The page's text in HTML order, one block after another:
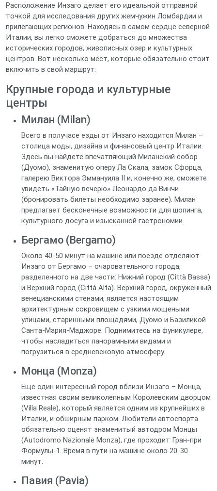
Расположение Инзаго делает его идеальной отправной
точкой для исследования других жемчужин Ломбардии и
прилегающих регионов. Находясь в самом сердце северной
Италии, вы легко сможете добраться до множества
исторических городов, живописных озер и культурных
центров. Вот несколько мест, которые обязательно стоит
включить в свой маршрут:
Крупные города и культурные
центры
Милан (Milan)
Всего в получасе езды от Инзаго находится Милан –
столица моды, дизайна и финансовый центр Италии.
Здесь вы найдете впечатляющий Миланский собор
(Дуомо), знаменитую оперу Ла Скала, замок Сфорца,
галерею Виктора Эммануила II и, конечно же, сможете
увидеть «Тайную вечерю» Леонардо да Винчи
(бронировать билеты необходимо заранее). Милан
предлагает бесконечные возможности для шопинга,
культурного досуга и изысканной гастрономии.
Бергамо (Bergamo)
Около 40-50 минут на машине или поезде отделяют
Инзаго от Бергамо – очаровательного города,
разделенного на две части: Нижний город (Città Bassa)
и Верхний город (Città Alta). Верхний город, окруженный
венецианскими стенами, является настоящим
архитектурным сокровищем с узкими мощеными
улицами, старинными площадями, Дуомо и Базиликой
Санта-Мария-Маджоре. Поднимитесь на фуникулере,
чтобы насладиться панорамными видами и
погрузиться в средневековую атмосферу.
Монца (Monza)
Еще один интересный город вблизи Инзаго – Монца,
известная своим великолепным Королевским дворцом
(Villa Reale), который является одним из крупнейших в
Италии, и обширным парком. Любители автоспорта
обязательно оценят знаменитый автодром Монцы
(Autodromo Nazionale Monza), где проходит Гран-при
Формулы-1. Время в пути на машине около 20-30
минут.
Павия (Pavia)